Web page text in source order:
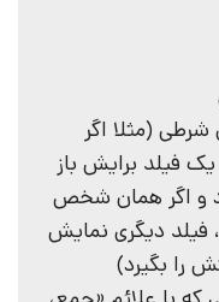
(مثلا اگر
فیلد برایش باز
و اگر همان شخص
فیلد دیگری نمایش
را بگیرد)